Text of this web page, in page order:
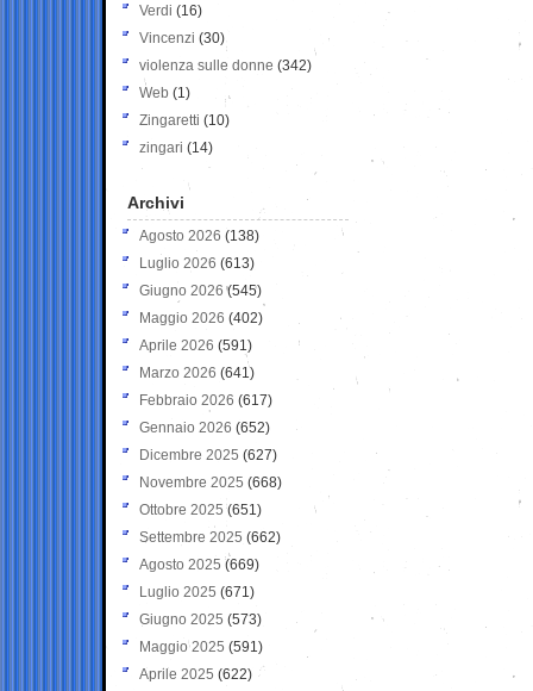
Verdi (16)
Vincenzi (30)
violenza sulle donne (342)
Web (1)
Zingaretti (10)
zingari (14)
Archivi
Agosto 2026 (138)
Luglio 2026 (613)
Giugno 2026 (545)
Maggio 2026 (402)
Aprile 2026 (591)
Marzo 2026 (641)
Febbraio 2026 (617)
Gennaio 2026 (652)
Dicembre 2025 (627)
Novembre 2025 (668)
Ottobre 2025 (651)
Settembre 2025 (662)
Agosto 2025 (669)
Luglio 2025 (671)
Giugno 2025 (573)
Maggio 2025 (591)
Aprile 2025 (622)